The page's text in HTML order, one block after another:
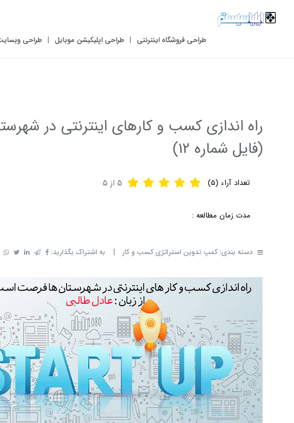
طراحی فروشگاه اینترنتی طراحی اپلیکیشن موبایل طراحی
راه اندازی کسب و کارهای اینترنتی در
(فایل شماره 12)
تعداد آراء (5
)
5 از 5
مدت زمان مطالعه :
دسته بندی:کمپ تدوین استراتژی کسب و کار | به اشتراک بگذارید: